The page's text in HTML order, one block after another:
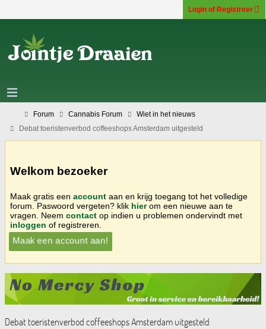
Login of Registreer
Forum Cannabis Forum
Wiet in het nieuws
Debat toeristenverbod coffeeshops Amsterdam uitgesteld
Welkom bezoeker
Maak gratis een account aan en krijg toegang tot het volledige
forum. Paswoord vergeten? klik hierom een nieuwe aan te
vragen. Neem contact op indien u problemen ondervindt met
inloggen of registreren.
Maak een account aan!
Debat toeristenverbod coffeeshops Amsterdam uitgesteld